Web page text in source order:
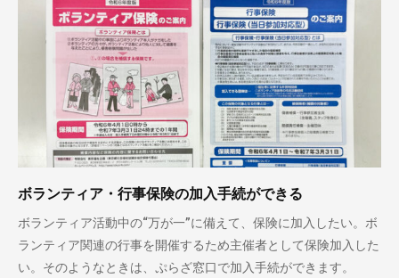
ボランティア・行事保険の加入手続ができる
ボランティア活動中の“万が一”に備えて、保険に加入したい。ボ
ランティア関連の行事を開催するため主催者として保険加入した
い。そのようなときは、ぷらざ窓口で加入手続ができます。